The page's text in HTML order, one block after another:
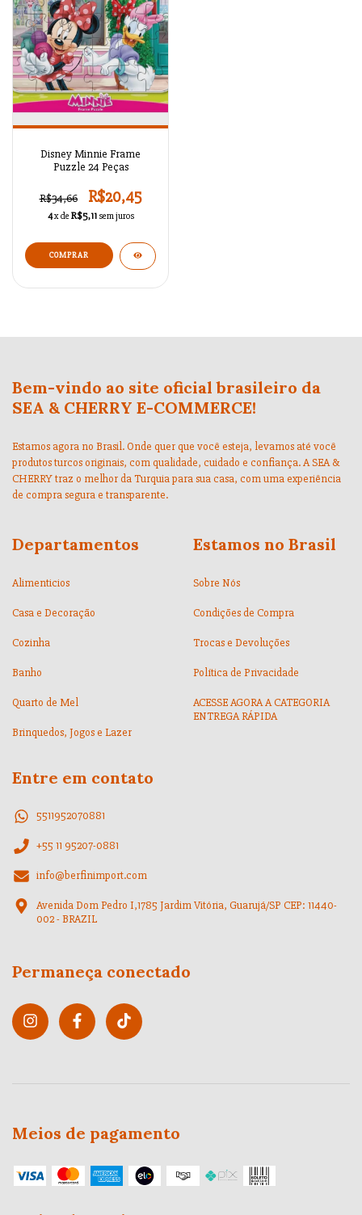
Disney Minnie Frame
Puzzle 24 Peças
R$34,66 R$20,45
4x de R$5,11 sem juros
Bem-vindo ao site oficial brasileiro da
SEA & CHERRY E-COMMERCE!
Estamos agora no Brasil. Onde quer que você esteja, levamos até você
produtos turcos originais, com qualidade, cuidado e confiança. A SEA &
CHERRY traz o melhor da Turquia para sua casa, com uma experiência
de compra segura e transparente.
Departamentos
Alimenticios
Casa e Decoração
Cozinha
Banho
Quarto de Mel
Brinquedos, Jogos e Lazer
Estamos no Brasil
Sobre Nós
Condições de Compra
Trocas e Devoluções
Política de Privacidade
ACESSE AGORA A CATEGORIA
ENTREGA RÁPIDA
Entre em contato
5511952070881
+55 11 95207-0881
info@berfinimport.com
Avenida Dom Pedro I,1785 Jardim Vitória, Guarujá/SP CEP: 11440-
002 - BRAZIL
Permaneça conectado
Meios de pagamento